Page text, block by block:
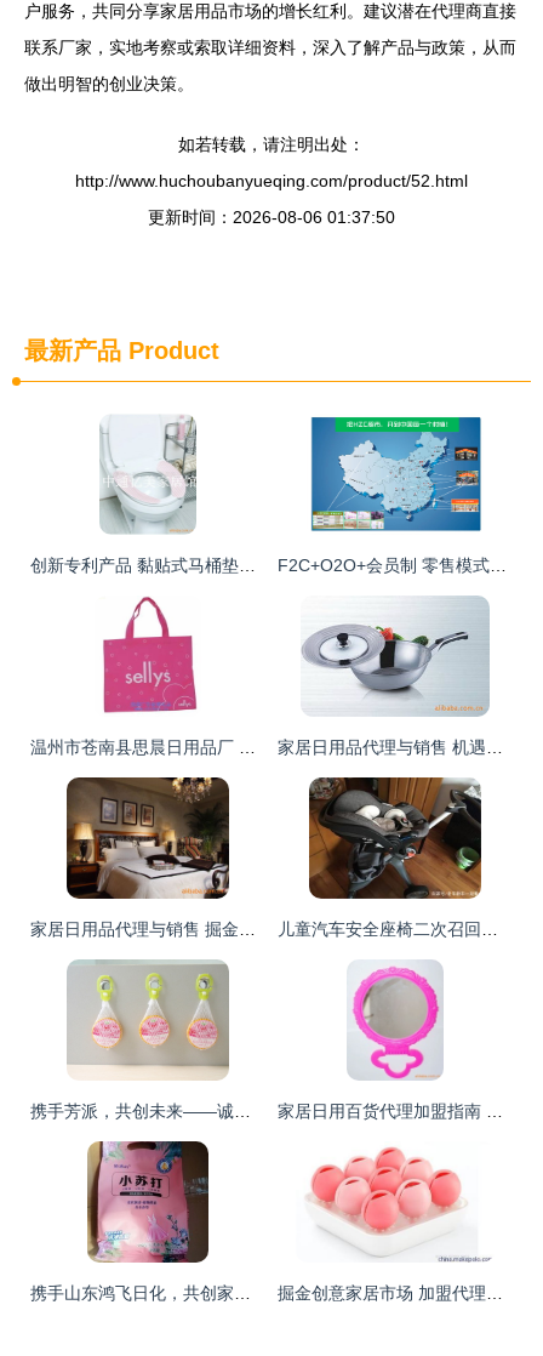
户服务，共同分享家居用品市场的增长红利。建议潜在代理商直接
联系厂家，实地考察或索取详细资料，深入了解产品与政策，从而
做出明智的创业决策。
如若转载，请注明出处：
http://www.huchoubanyueqing.com/product/52.html
更新时间：2026-08-06 01:37:50
最新产品 Product